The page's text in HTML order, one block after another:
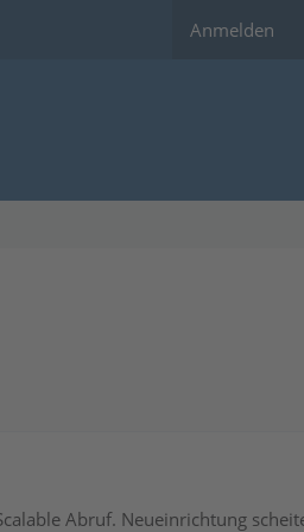
Anmelden
Abruf. Neueinrichtung